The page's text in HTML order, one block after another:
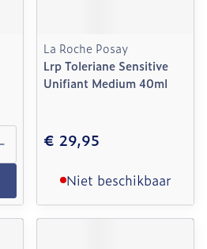
La Roche Posay
Lrp Toleriane Sensitive
Unifiant Medium 40ml
€ 29,95
Niet beschikbaar